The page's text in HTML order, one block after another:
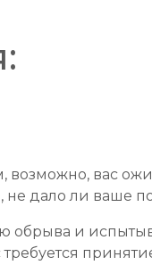
вас
не дало ли ваше
обрыва и